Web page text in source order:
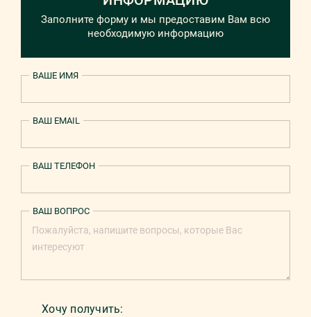
Заполните форму и мы предоставим Вам всю
необходимую информацию
ВАШЕ ИМЯ
ВАШ EMAIL
ВАШ ТЕЛЕФОН
Хочу получить:
ВАШ ВОПРОС